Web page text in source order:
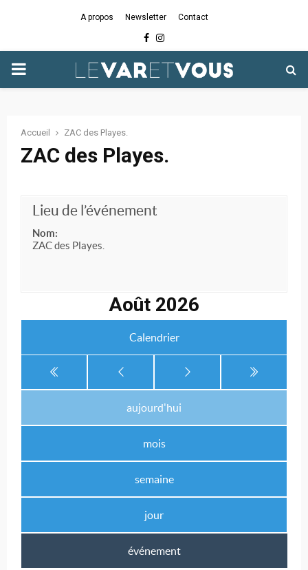
A propos Newsletter Contact
Facebook
Instagram
PRIMARY
Accueil ZAC des Playes.
ZAC des Playes.
Lieu de l’événement
Nom:
ZAC des Playes.
Août 2026
Calendrier
aujourd'hui
mois
semaine
jour
événement